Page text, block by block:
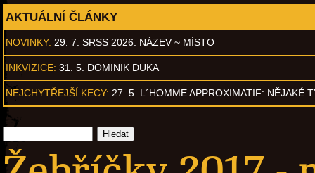
AKTUÁLNÍ ČLÁNKY
NOVINKY: 29. 7. SRSS 2026: NÁZEV ~ MÍSTO
INKVIZICE: 31. 5. DOMINIK DUKA
NEJCHYTŘEJŠÍ KECY: 27. 5. L´HOMME APPROXIMATIF: NĚJAKÉ